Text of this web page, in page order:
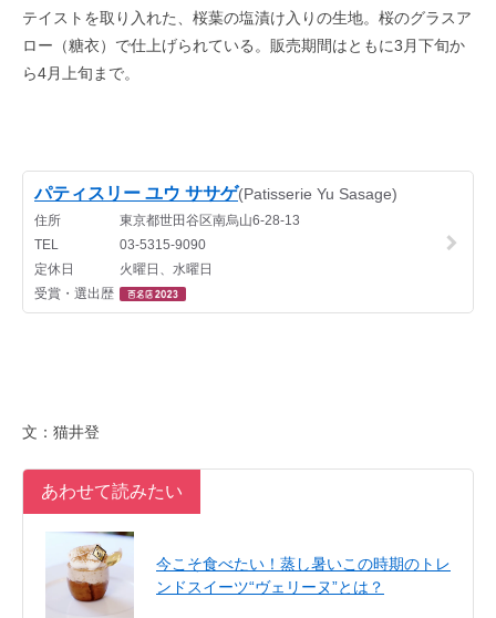
テイストを取り入れた、桜葉の塩漬け入りの生地。桜のグラスア
ロー（糖衣）で仕上げられている。販売期間はともに3月下旬か
ら4月上旬まで。
文：猫井登
あわせて読みたい
今こそ食べたい！蒸し暑いこの時期のトレ
ンドスイーツ“ヴェリーヌ”とは？